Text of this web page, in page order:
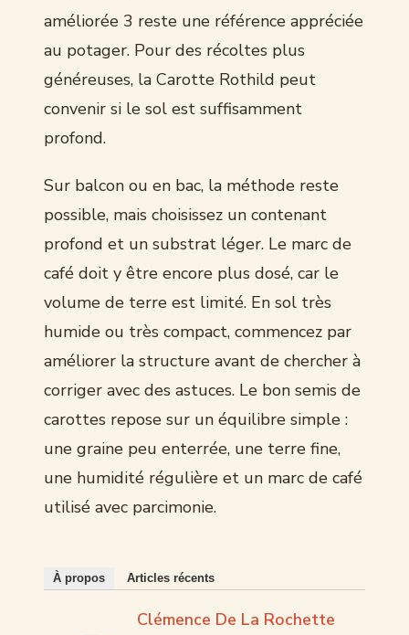
améliorée 3 reste une référence appréciée
au potager. Pour des récoltes plus
généreuses, la Carotte Rothild peut
convenir si le sol est suffisamment
profond.
Sur balcon ou en bac, la méthode reste
possible, mais choisissez un contenant
profond et un substrat léger. Le marc de
café doit y être encore plus dosé, car le
volume de terre est limité. En sol très
humide ou très compact, commencez par
améliorer la structure avant de chercher à
corriger avec des astuces. Le bon semis de
carottes repose sur un équilibre simple :
une graine peu enterrée, une terre fine,
une humidité régulière et un marc de café
utilisé avec parcimonie.
À propos Articles récents
Clémence De La Rochette